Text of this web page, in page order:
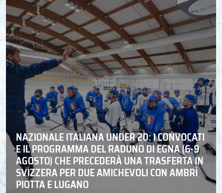
NAZIONALE ITALIANA UNDER 20: I CONVOCATI
E IL PROGRAMMA DEL RADUNO DI EGNA (6-9
AGOSTO) CHE PRECEDERÀ UNA TRASFERTA IN
SVIZZERA PER DUE AMICHEVOLI CON AMBRÌ
PIOTTA E LUGANO